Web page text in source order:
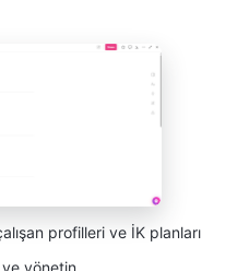
profilleri ve İK planları